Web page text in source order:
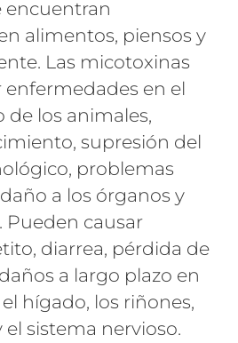
encuentran
alimentos, piensos y
Las micotoxinas
enfermedades en el
los animales,
supresión del
problemas
a los órganos y
Pueden causar
diarrea, pérdida de
a largo plazo en
hígado, los riñones,
sistema nervioso.